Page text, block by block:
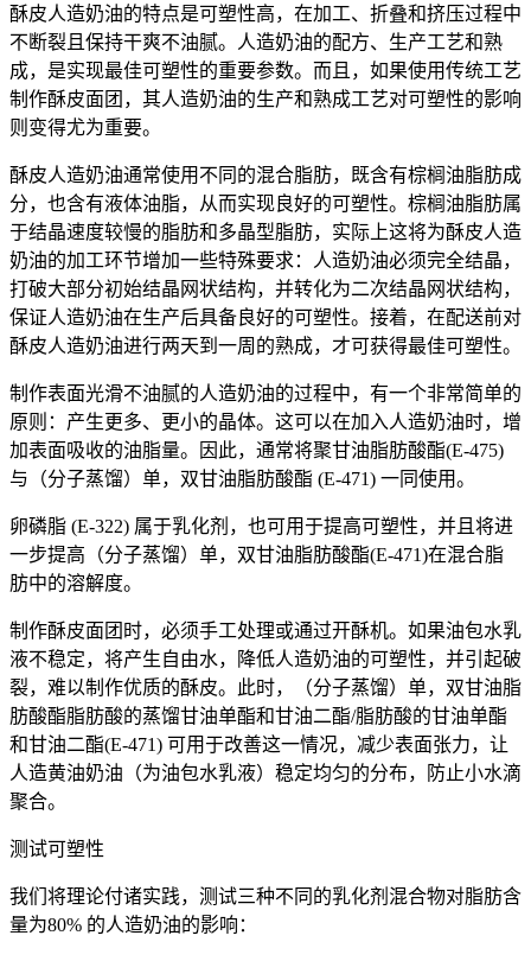
酥皮人造奶油的特点是可塑性高，在加工、折叠和挤压过程中
不断裂且保持干爽不油腻。人造奶油的配方、生产工艺和熟
成，是实现最佳可塑性的重要参数。而且，如果使用传统工艺
制作酥皮面团，其人造奶油的生产和熟成工艺对可塑性的影响
则变得尤为重要。
酥皮人造奶油通常使用不同的混合脂肪，既含有棕榈油脂肪成
分，也含有液体油脂，从而实现良好的可塑性。棕榈油脂肪属
于结晶速度较慢的脂肪和多晶型脂肪，实际上这将为酥皮人造
奶油的加工环节增加一些特殊要求：人造奶油必须完全结晶，
打破大部分初始结晶网状结构，并转化为二次结晶网状结构，
保证人造奶油在生产后具备良好的可塑性。接着，在配送前对
酥皮人造奶油进行两天到一周的熟成，才可获得最佳可塑性。
制作表面光滑不油腻的人造奶油的过程中，有一个非常简单的
原则：产生更多、更小的晶体。这可以在加入人造奶油时，增
加表面吸收的油脂量。因此，通常将聚甘油脂肪酸酯(E-475)
与（分子蒸馏）单，双甘油脂肪酸酯 (E-471) 一同使用。
卵磷脂 (E-322) 属于乳化剂，也可用于提高可塑性，并且将进
一步提高（分子蒸馏）单，双甘油脂肪酸酯(E-471)在混合脂
肪中的溶解度。
制作酥皮面团时，必须手工处理或通过开酥机。如果油包水乳
液不稳定，将产生自由水，降低人造奶油的可塑性，并引起破
裂，难以制作优质的酥皮。此时，（分子蒸馏）单，双甘油脂
肪酸酯脂肪酸的蒸馏甘油单酯和甘油二酯/脂肪酸的甘油单酯
和甘油二酯(E-471) 可用于改善这一情况，减少表面张力，让
人造黄油奶油（为油包水乳液）稳定均匀的分布，防止小水滴
聚合。
测试可塑性
我们将理论付诸实践，测试三种不同的乳化剂混合物对脂肪含
量为80% 的人造奶油的影响：